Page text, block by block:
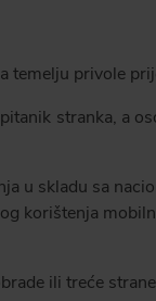
temelju privole
stranka, a
u skladu sa
korištenja
ili treće